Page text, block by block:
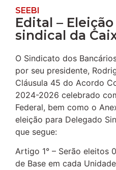
SEEBI
Edital –
sindical da
O Sindicato dos
por seu presidente,
Cláusula 45 do Acordo
2024-2026 celebrado
Federal, bem como o
eleição para Delegado
que segue:
Artigo 1° – Serão eleitos
de Base em cada